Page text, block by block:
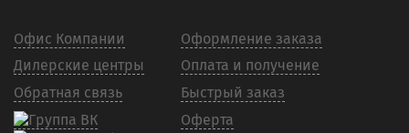
Офис Компании
Дилерские центры
Обратная связь
Оформление заказа
Оплата и получение
Быстрый заказ
Оферта